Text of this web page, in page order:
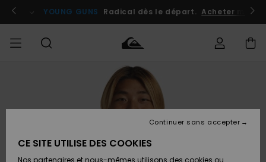
l'information
le
Se connecter / s'inscrire
YOUNG GUNS Radical dès le départ. Acheter
Vêtements
Vêtements
FEMME
Shop
Surf
Shop
Surf
Shop
Snow
Shop
Snow
Shop
Outlet
Homme
Enfant
Accéder à
commande
CE SITE UTILISE DES COOKIES
Nos partenaires et nous-mêmes utilisons des cookies ou
Continuer sans accepter